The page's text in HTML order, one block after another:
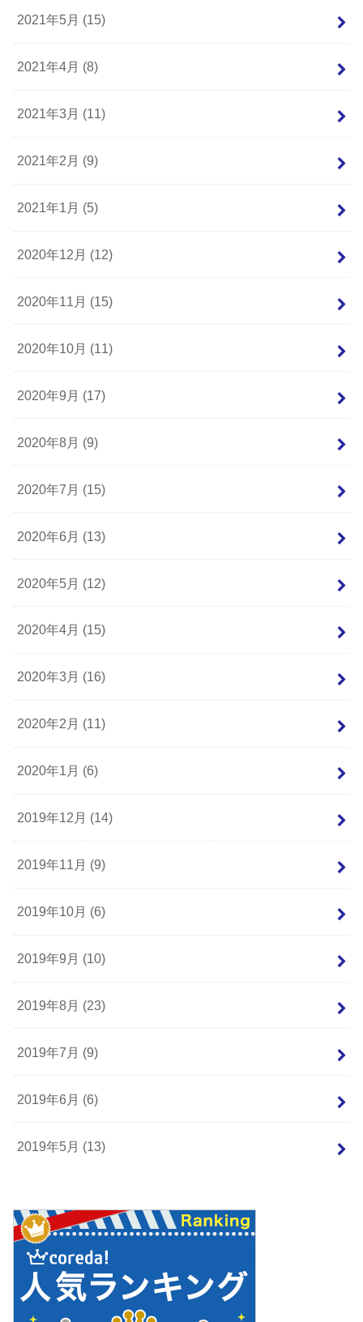
2021年5月 (15)
2021年4月 (8)
2021年3月 (11)
2021年2月 (9)
2021年1月 (5)
2020年12月 (12)
2020年11月 (15)
2020年10月 (11)
2020年9月 (17)
2020年8月 (9)
2020年7月 (15)
2020年6月 (13)
2020年5月 (12)
2020年4月 (15)
2020年3月 (16)
2020年2月 (11)
2020年1月 (6)
2019年12月 (14)
2019年11月 (9)
2019年10月 (6)
2019年9月 (10)
2019年8月 (23)
2019年7月 (9)
2019年6月 (6)
2019年5月 (13)